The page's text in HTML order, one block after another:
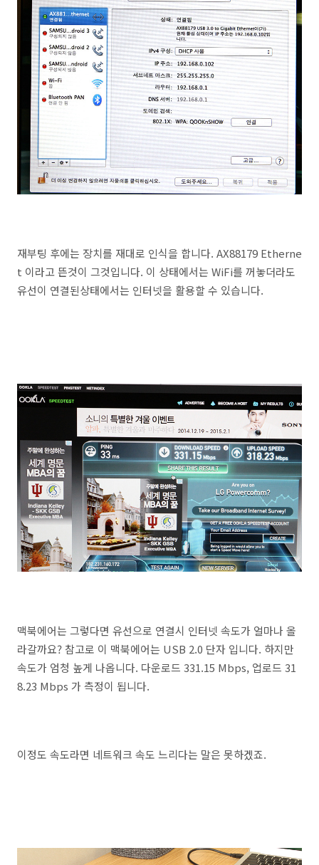
재부팅 후에는 장치를 재대로 인식을 합니다. AX88179 Etherne
t 이라고 뜬것이 그것입니다. 이 상태에서는 WiFi를 꺼놓더라도
유선이 연결된상태에서는 인터넷을 활용할 수 있습니다.
맥북에어는 그렇다면 유선으로 연결시 인터넷 속도가 얼마나 올
라갈까요? 참고로 이 맥북에어는 USB 2.0 단자 입니다. 하지만
속도가 엄청 높게 나옵니다. 다운로드 331.15 Mbps, 업로드 31
8.23 Mbps 가 측정이 됩니다.
이정도 속도라면 네트워크 속도 느리다는 말은 못하겠죠.